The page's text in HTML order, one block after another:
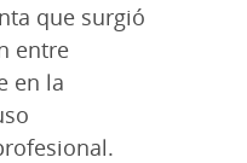
que surgió
entre
en la